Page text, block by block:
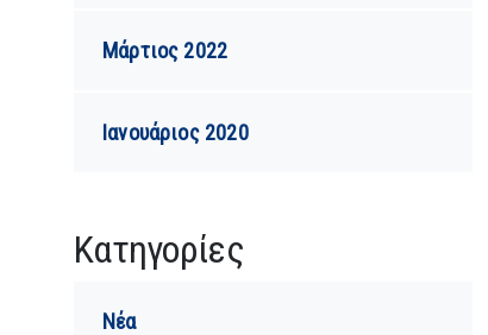
Μάρτιος 2022
Ιανουάριος 2020
Kατηγορίες
Νέα